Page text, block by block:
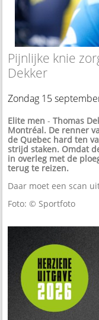
Pijnlijke knie
Dekker
Zondag 15
Elite men -Thomas
Montréal. De renner
de Quebec hard ten
strijd staken. Omdat
in overleg met de
terug te reizen.
Daar moet een scan
Foto: © Sportfoto